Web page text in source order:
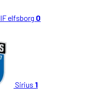
IF elfsborg 0
Sirius 1